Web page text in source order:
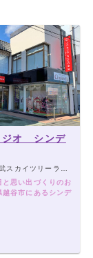
ジオ シンデ
イン“せんげん台駅”東口より徒歩3分
と思い出づくりのお
越谷市にあるシンデ